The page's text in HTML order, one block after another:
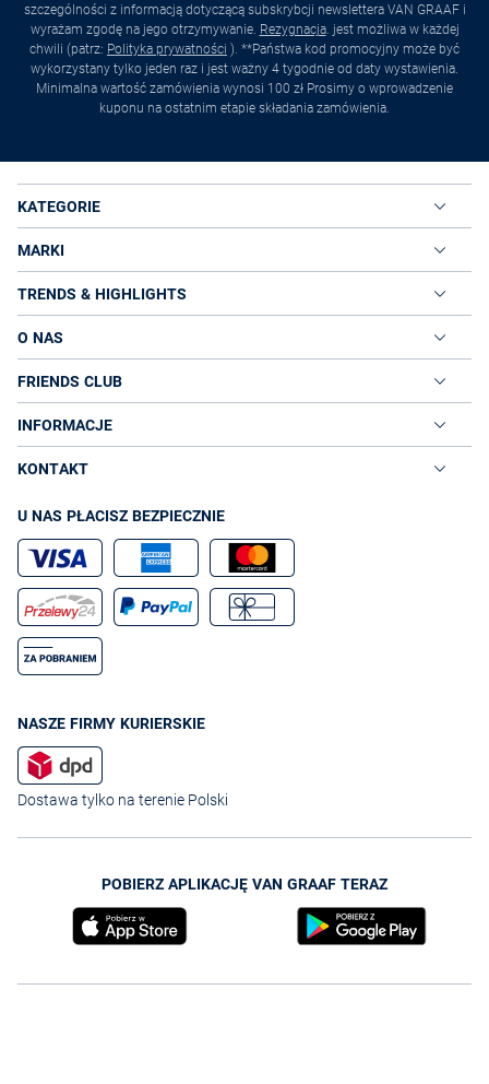
szczególności z informacją dotyczącą subskrybcji newslettera VAN GRAAF i
wyrażam zgodę na jego otrzymywanie. Rezygnacja. jest możliwa w każdej
chwili (patrz: Polityka prywatności ). **Państwa kod promocyjny może być
wykorzystany tylko jeden raz i jest ważny 4 tygodnie od daty wystawienia.
Minimalna wartość zamówienia wynosi 100 zł Prosimy o wprowadzenie
kuponu na ostatnim etapie składania zamówienia.
KATEGORIE
MARKI
TRENDS & HIGHLIGHTS
O NAS
FRIENDS CLUB
INFORMACJE
KONTAKT
U NAS PŁACISZ BEZPIECZNIE
NASZE FIRMY KURIERSKIE
Dostawa tylko na terenie Polski
POBIERZ APLIKACJĘ VAN GRAAF TERAZ